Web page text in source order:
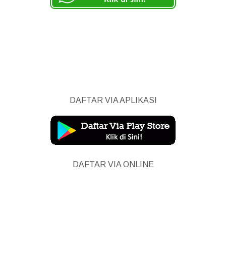
DAFTAR VIA APLIKASI
DAFTAR VIA ONLINE